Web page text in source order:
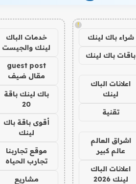
!
شراء باك لينك
باقات باك لينك
اعلانات الباك
لينك
تقنية
اشراق العالم
عالم كبير
اعلانات الباك
لينك 2026
خدمات الباك
لينك والجيست
guest post
مقال ضيف
باك لينك باقة
20
أقوى باقة باك
لينك
موقع تجاربنا
تجارب الحياه
مشاريع